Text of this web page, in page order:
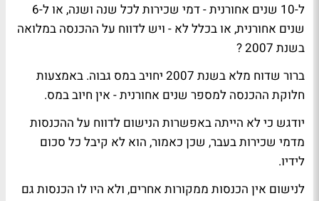
ל-10 שנים אחורנית - דמי שכירות לכל שנה ושנה, או ל-6
שנים אחורנית, או בכלל לא - ויש לדווח על ההכנסה במלואה
בשנת 2007 ?
ברור שדוח מלא בשנת 2007 יחויב במס גבוה. באמצעות
חלוקת ההכנסה למספר שנים אחורנית - אין חיוב במס.
יודגש כי לא הייתה באפשרות הנישום לדווח על ההכנסות
מדמי שכירות בעבר, שכן כאמור, הוא לא קיבל כל סכום
לידיו.
לנישום אין הכנסות ממקורות אחרים, ולא היו לו הכנסות גם